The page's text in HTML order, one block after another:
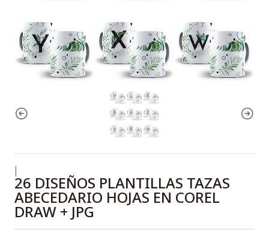
26 DISEÑOS PLANTILLAS TAZAS
ABECEDARIO HOJAS EN COREL
DRAW + JPG